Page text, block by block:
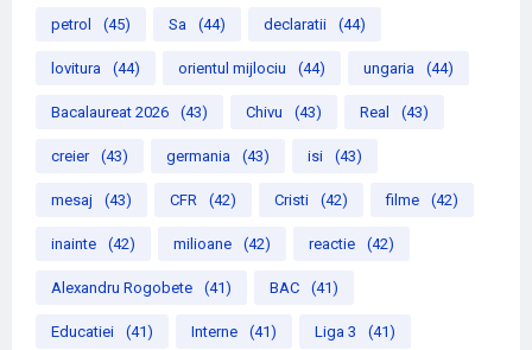
petrol (45) Sa (44) declaratii (44)
lovitura (44) orientul mijlociu (44) ungaria (44)
Bacalaureat 2026 (43) Chivu (43) Real (43)
creier (43) germania (43) isi (43)
mesaj (43) CFR (42) Cristi (42) filme (42)
inainte (42) milioane (42) reactie (42)
Alexandru Rogobete (41) BAC (41)
Educatiei (41) Interne (41) Liga 3 (41)